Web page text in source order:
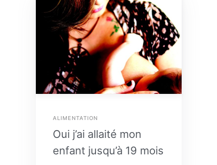
ALIMENTATION
Oui j’ai allaité mon
enfant jusqu’à 19 mois